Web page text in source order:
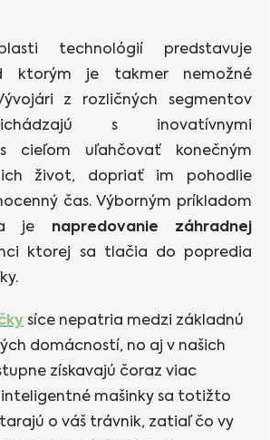
technológií predstavuje
ktorým je takmer nemožné
z rozličných segmentov
s inovatívnymi
cieľom uľahčovať konečným
ich život, dopriať im pohodlie
čas. Výborným príkladom
je napredovanie záhradnej
ktorej sa tlačia do popredia
síce nepatria medzi základnú
domácností, no aj v našich
získavajú čoraz viac
inteligentné mašinky sa totižto
o váš trávnik, zatiaľ čo vy